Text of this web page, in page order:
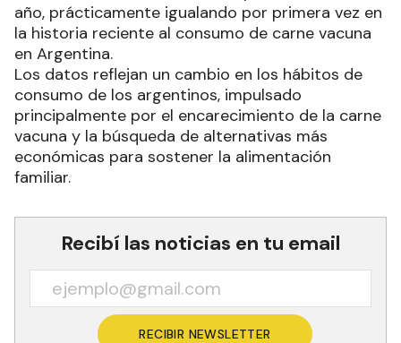
año, prácticamente igualando por primera vez en
la historia reciente al consumo de carne vacuna
en Argentina.
Los datos reflejan un cambio en los hábitos de
consumo de los argentinos, impulsado
principalmente por el encarecimiento de la carne
vacuna y la búsqueda de alternativas más
económicas para sostener la alimentación
familiar.
Recibí las noticias en tu email
RECIBIR NEWSLETTER